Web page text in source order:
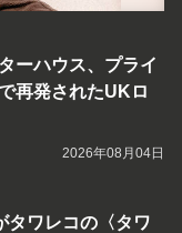
ーハウス、プライ
再発されたUKロ
2026年08月04日
ワレコの〈タワ